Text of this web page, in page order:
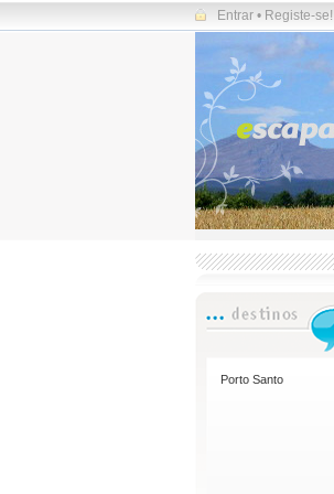
Entrar • Registe-se!
Porto Santo